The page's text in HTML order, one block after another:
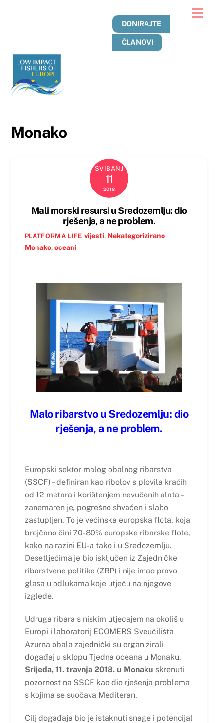
DONIRAJTE
ČLANOVI
Monako
SVIBANJ
11
2018
Mali morski resursi u Sredozemlju: dio
rješenja, a ne problem.
PLATFORMA LIFE vijesti, Nekategorizirano
Monako, oceani
Malo ribarstvo u Sredozemlju: dio
rješenja, a ne problem.
Europski sektor malog obalnog ribarstva
(SSCF) – definiran kao ribolov s plovila kraćih
od 12 metara i korištenjem nevučenih alata –
zanemaren je, pogrešno shvaćen i slabo
zastupljen. To je većinska europska flota, koja
brojčano čini 70-80% europske ribarske flote,
kako na razini EU-a tako i u Sredozemlju.
Desetljećima je bio isključen iz Zajedničke
ribarstvene politike (ZRP) i nije imao pravo
glasa u odlukama koje utječu na njegove
izglede.
Udruga ribara s niskim utjecajem na okoliš u
Europi i laboratorij ECOMERS Sveučilišta
Azurna obala zajednički su organizirali
događaj u sklopu Tjedna oceana u Monaku.
Srijeda, 11. travnja 2018. u Monaku skrenuti
pozornost na SSCF kao dio rješenja problema
s kojima se suočava Mediteran.
Cilj događaja bio je istaknuti snage i potencijal